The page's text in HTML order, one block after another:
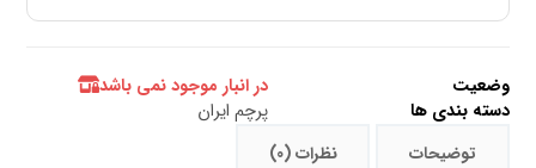
وضعیت
در انبار موجود نمی باشد
دسته بندی ها
پرچم ایران
توضیحات نظرات (0)